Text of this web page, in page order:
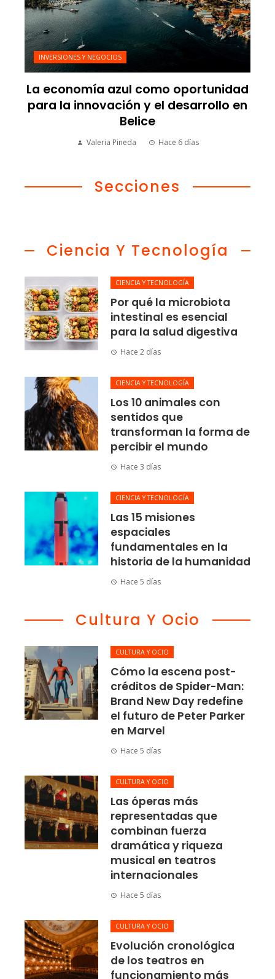
INVERSIONES Y NEGOCIOS
La economía azul como oportunidad
para la innovación y el desarrollo en
Belice
Valeria Pineda Hace 6 días
Secciones
Ciencia Y Tecnología
CIENCIA Y TECNOLOGÍA
Por qué la microbiota
intestinal es esencial
para la salud digestiva
Hace 2 días
CIENCIA Y TECNOLOGÍA
Los 10 animales con
sentidos que
transforman la forma de
percibir el mundo
Hace 3 días
CIENCIA Y TECNOLOGÍA
Las 15 misiones
espaciales
fundamentales en la
historia de la humanidad
Hace 5 días
Cultura Y Ocio
CULTURA Y OCIO
Cómo la escena post-
créditos de Spider-Man:
Brand New Day redefine
el futuro de Peter Parker
en Marvel
Hace 5 días
CULTURA Y OCIO
Las óperas más
representadas que
combinan fuerza
dramática y riqueza
musical en teatros
internacionales
Hace 5 días
CULTURA Y OCIO
Evolución cronológica
de los teatros en
funcionamiento más